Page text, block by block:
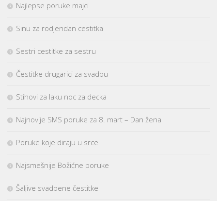
Najlepse poruke majci
Sinu za rodjendan cestitka
Sestri cestitke za sestru
Čestitke drugarici za svadbu
Stihovi za laku noc za decka
Najnovije SMS poruke za 8. mart – Dan žena
Poruke koje diraju u srce
Najsmešnije Božićne poruke
Šaljive svadbene čestitke